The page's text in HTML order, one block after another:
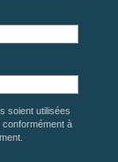
soient utilisées
conformément à